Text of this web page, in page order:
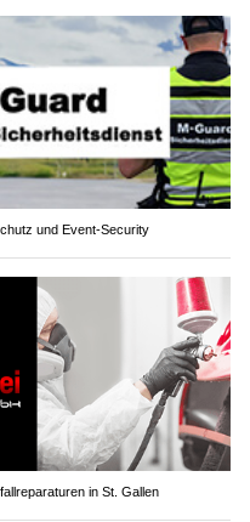
und Event-Security
in St. Gallen